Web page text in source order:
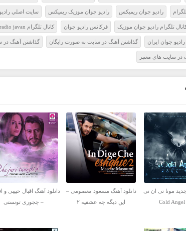
راديو جوان ريميکس راديو جوان موزيک ريميکس سايت اصلي
تلگرام راديو جوان موزيک فرکانس راديو جوان کانال تلگرام radio javan
راديو جوان ايران گذاشتن آهنگ در سايت به صورت رايگان گذاشتن آهنگ در
در سايت هاي معتبر
مونا تی ان تی
دانلود آهنگ مسعود معصومی –
این دیگه چه عشقیه ۲
دانلود آهنگ اقبال حبیبی
– چجوری تونستی